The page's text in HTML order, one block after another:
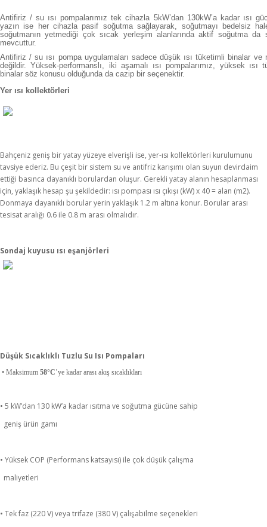
Antifiriz / su ısı pompalarımız tek cihazla 5kW’dan 130kW’a kadar ısı
yazın ise her cihazla pasif soğutma sağlayarak, soğutmayı bedelsiz
soğutmanın yetmediği çok sıcak yerleşim alanlarında aktif soğutma da
mevcuttur.
Antifiriz / su ısı pompa uygulamaları sadece düşük ısı tüketimli binalar ve
değildir. Yüksek-performanslı, iki aşamalı ısı pompalarımız, yüksek
binalar söz konusu olduğunda da cazip bir seçenektir.
Yer ısı kollektörleri
Bahçeniz geniş bir yatay yüzeye elverişli ise, yer-ısı kollektörleri kurulumunu
tavsiye ederiz. Bu çeşit bir sistem su ve antifriz karışımı olan suyun devirdaim
ettiği basınca dayanıklı borulardan oluşur. Gerekli yatay alanın hesaplanması
için, yaklaşık hesap şu şekildedir: ısı pompası ısı çıkışı (kW) x 40 = alan (m2).
Donmaya dayanıklı borular yerin yaklaşık 1.2 m altına konur. Borular arası
tesisat aralığı 0.6 ile 0.8 m arası olmalıdır.
Sondaj kuyusu ısı eşanjörleri
Düşük Sıcaklıklı Tuzlu Su Isı Pompaları
• Maksimum 58°C’ye kadar arası akış sıcaklıkları
• 5 kW’dan 130 kW’a kadar ısıtma ve soğutma gücüne sahip
geniş ürün gamı
• Yüksek COP (Performans katsayısı) ile çok düşük çalışma
maliyetleri
• Tek faz (220 V) veya trifaze (380 V) çalışabilme seçenekleri